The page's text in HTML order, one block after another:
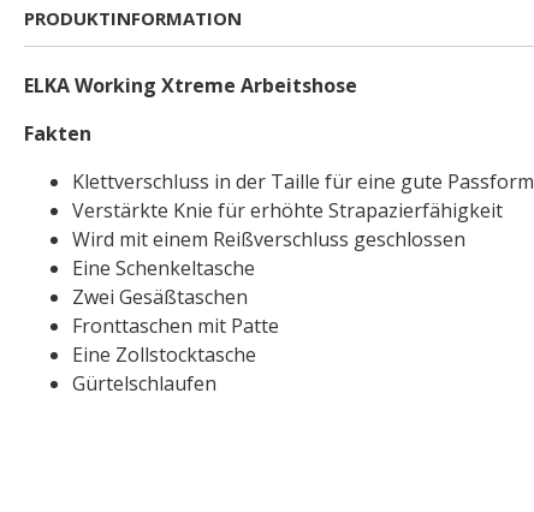
PRODUKTINFORMATION
ELKA Working Xtreme Arbeitshose
Fakten
Klettverschluss in der Taille für eine gute Passform
Verstärkte Knie für erhöhte Strapazierfähigkeit
Wird mit einem Reißverschluss geschlossen
Eine Schenkeltasche
Zwei Gesäßtaschen
Fronttaschen mit Patte
Eine Zollstocktasche
Gürtelschlaufen